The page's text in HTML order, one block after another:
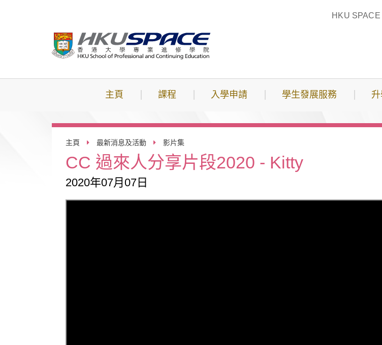
HKU SPACE
主頁 課程 入學申請 學生發展服務
主頁 最新消息及活動 影片集
CC 過來人分享片段2020 - Kitty
2020年07月07日